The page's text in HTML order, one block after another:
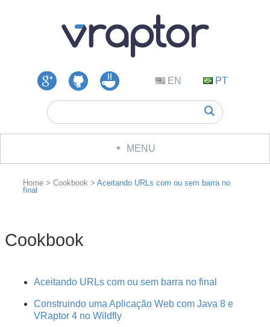
Groups
EN PT
MENU
Home Cookbook
Aceitando URLs com ou sem barra no
final
Cookbook
Aceitando URLs com ou sem barra no final
Construindo uma Aplicação Web com Java 8 e
VRaptor 4 no Wildfly